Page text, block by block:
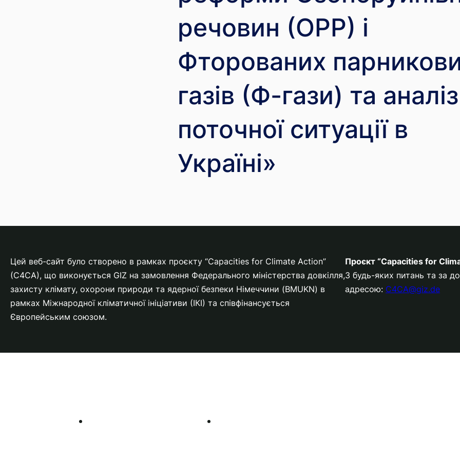
речовин (ОРР) і
Фторованих
газів (Ф-гази) та аналіз
поточної ситуації в
Україні»
Цей веб-сайт було створено в рамках проєкту “Capacities for Climate Action”
(C4CA), що виконується GIZ на замовлення Федерального міністерства довкілля,
захисту клімату, охорони природи та ядерної безпеки Німеччини (BMUKN) в
рамках Міжнародної кліматичної ініціативи (ІКІ) та співфінансується
Європейським союзом.
Проєкт “Capacities for
З будь-яких питань та за
адресою: C4CA@giz.de